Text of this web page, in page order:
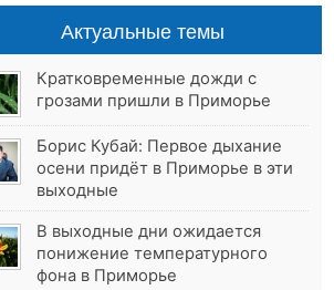
Актуальные темы
Кратковременные дожди с
грозами пришли в Приморье
Борис Кубай: Первое дыхание
осени придёт в Приморье в эти
выходные
В выходные дни ожидается
понижение температурного
фона в Приморье